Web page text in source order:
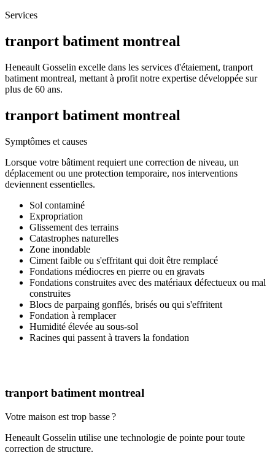
Services
tranport batiment montreal
Heneault Gosselin excelle dans les services d'étaiement, tranport
batiment montreal, mettant à profit notre expertise développée sur
plus de 60 ans.
tranport batiment montreal
Symptômes et causes
Lorsque votre bâtiment requiert une correction de niveau, un
déplacement ou une protection temporaire, nos interventions
deviennent essentielles.
Sol contaminé
Expropriation
Glissement des terrains
Catastrophes naturelles
Zone inondable
Ciment faible ou s'effritant qui doit être remplacé
Fondations médiocres en pierre ou en gravats
Fondations construites avec des matériaux défectueux ou mal
construites
Blocs de parpaing gonflés, brisés ou qui s'effritent
Fondation à remplacer
Humidité élevée au sous-sol
Racines qui passent à travers la fondation
tranport batiment montreal
Votre maison est trop basse ?
Heneault Gosselin utilise une technologie de pointe pour toute
correction de structure.